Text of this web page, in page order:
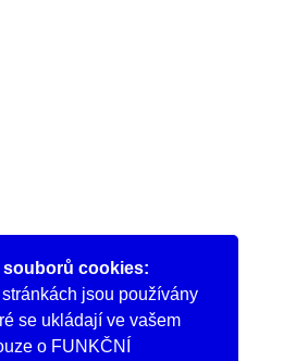
souborů cookies:
jsou používány
se ukládají ve vašem
o FUNKČNÍ